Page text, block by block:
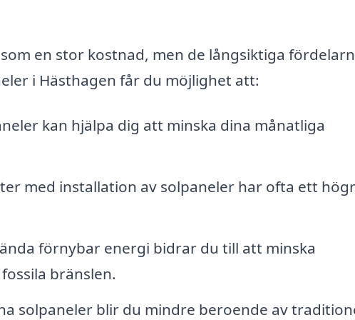
en stor kostnad, men de långsiktiga
i Hästhagen får du möjlighet att:
kan hjälpa dig att minska dina månatliga
med installation av solpaneler har ofta ett
förnybar energi bidrar du till att minska
bränslen.
solpaneler blir du mindre beroende av